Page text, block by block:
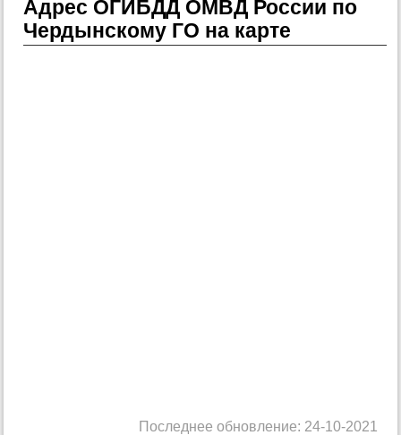
Адрес ОГИБДД ОМВД России по
Чердынскому ГО на карте
Последнее обновление: 24-10-2021